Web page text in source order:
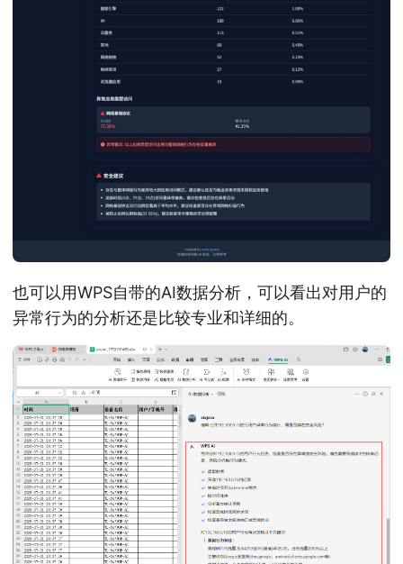
也可以用WPS自带的AI数据分析，可以看出对用户的
异常行为的分析还是比较专业和详细的。